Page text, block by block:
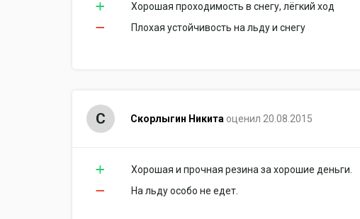
Хорошая проходимость в снегу, лёгкий ход
Плохая устойчивость на льду и снегу
С Скорлыгин Никита оценил 20.08.2015
Хорошая и прочная резина за хорошие деньги.
На льду особо не едет.